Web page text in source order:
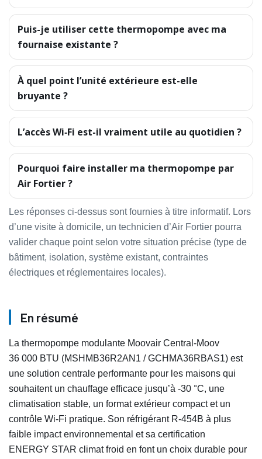
Puis-je utiliser cette thermopompe avec ma
fournaise existante ?
À quel point l’unité extérieure est-elle
bruyante ?
L’accès Wi‑Fi est-il vraiment utile au quotidien ?
Pourquoi faire installer ma thermopompe par
Air Fortier ?
Les réponses ci-dessus sont fournies à titre informatif. Lors
d’une visite à domicile, un technicien d’Air Fortier pourra
valider chaque point selon votre situation précise (type de
bâtiment, isolation, système existant, contraintes
électriques et réglementaires locales).
En résumé
La thermopompe modulante Moovair Central-Moov
36 000 BTU (MSHMB36R2AN1 / GCHMA36RBAS1) est
une solution centrale performante pour les maisons qui
souhaitent un chauffage efficace jusqu’à -30 °C, une
climatisation stable, un format extérieur compact et un
contrôle Wi‑Fi pratique. Son réfrigérant R‑454B à plus
faible impact environnemental et sa certification
ENERGY STAR climat froid en font un choix durable pour